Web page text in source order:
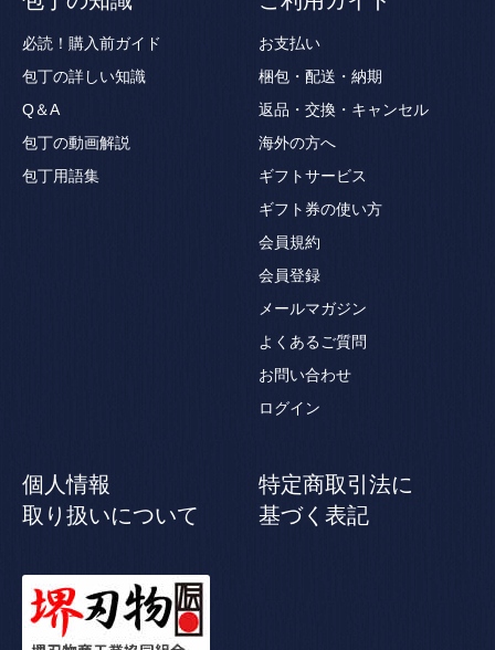
必読！購入前ガイド
包丁の詳しい知識
Q＆A
包丁の動画解説
包丁用語集
お支払い
梱包・配送・納期
返品・交換・キャンセル
海外の方へ
ギフトサービス
ギフト券の使い方
会員規約
会員登録
メールマガジン
よくあるご質問
お問い合わせ
ログイン
個人情報
取り扱いについて
特定商取引法に
基づく表記